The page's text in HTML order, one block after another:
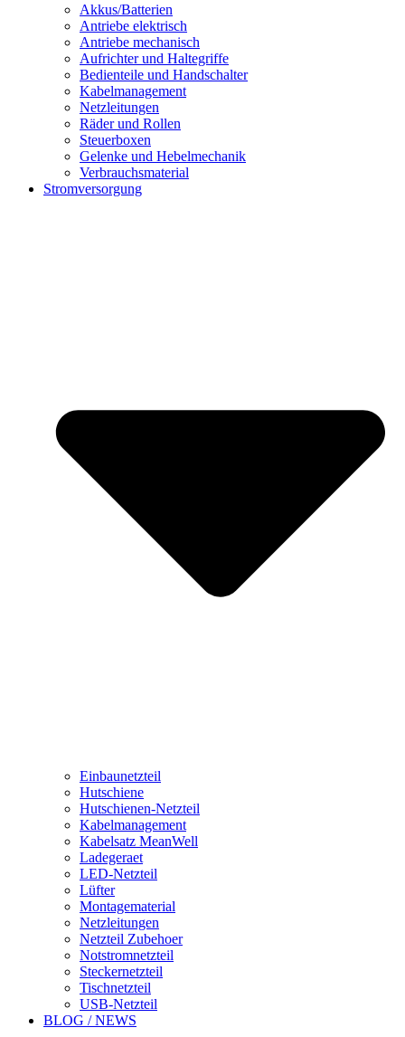
Akkus/Batterien
Antriebe elektrisch
Antriebe mechanisch
Aufrichter und Haltegriffe
Bedienteile und Handschalter
Kabelmanagement
Netzleitungen
Räder und Rollen
Steuerboxen
Gelenke und Hebelmechanik
Verbrauchsmaterial
Stromversorgung
Einbaunetzteil
Hutschiene
Hutschienen-Netzteil
Kabelmanagement
Kabelsatz MeanWell
Ladegeraet
LED-Netzteil
Lüfter
Montagematerial
Netzleitungen
Netzteil Zubehoer
Notstromnetzteil
Steckernetzteil
Tischnetzteil
USB-Netzteil
BLOG / NEWS